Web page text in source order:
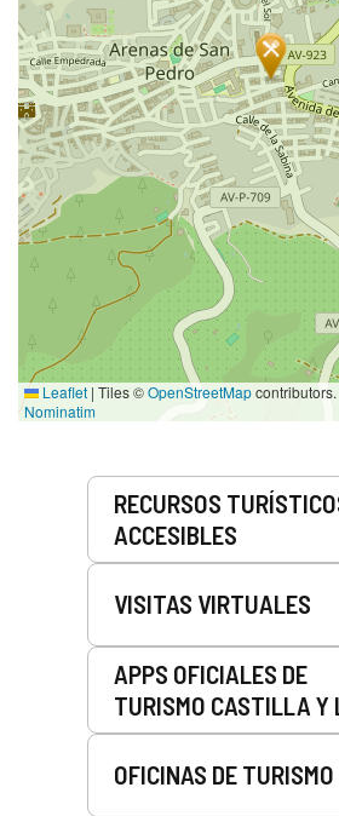
Leaflet | Tiles ©OpenStreetMap
Nominatim
RECURSOS
ACCESIBLES
VISITAS VIRTUALES
APPS OFICIALES DE
TURISMO CASTILLA Y
OFICINAS DE TURISMO